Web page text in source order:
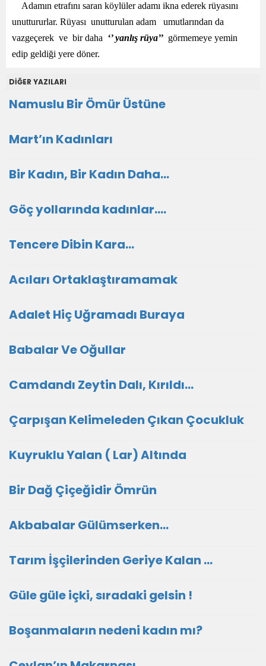
Adamın etrafını saran köylüler adamı ikna ederek rüyasını
unuttururlar. Rüyası unutturulan adam umutlarından da
vazgeçerek ve bir daha ‘’ yanlış rüya’’ görmemeye yemin
edip geldiği yere döner.
DİĞER YAZILARI
Namuslu Bir Ömür Üstüne
Mart’ın Kadınları
Bir Kadın, Bir Kadın Daha…
Göç yollarında kadınlar….
Tencere Dibin Kara…
Acıları Ortaklaştıramamak
Adalet Hiç Uğramadı Buraya
Babalar Ve Oğullar
Camdandı Zeytin Dalı, Kırıldı…
Çarpışan Kelimeleden Çıkan Çocukluk
Kuyruklu Yalan ( Lar) Altında
Bir Dağ Çiçeğidir Ömrün
Akbabalar Gülümserken…
Tarım İşçilerinden Geriye Kalan …
Güle güle içki, sıradaki gelsin !
Boşanmaların nedeni kadın mı?